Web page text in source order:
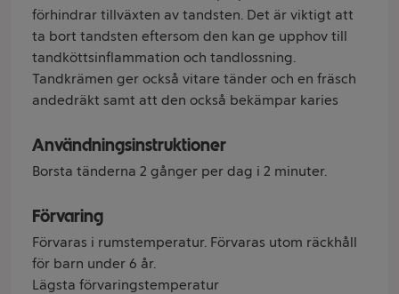
förhindrar tillväxten av tandsten. Det är viktigt att
ta bort tandsten eftersom den kan ge upphov till
tandköttsinflammation och tandlossning.
Tandkrämen ger också vitare tänder och en fräsch
andedräkt samt att den också bekämpar karies
Användningsinstruktioner
Borsta tänderna 2 gånger per dag i 2 minuter.
Förvaring
Förvaras i rumstemperatur. Förvaras utom räckhåll
för barn under 6 år.
Lägsta förvaringstemperatur